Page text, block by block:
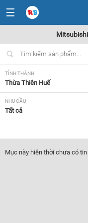
TỈNH THÀNH
Thừa Thiên Huế
NHU CẦU
Tất cả
Pajero
GIÁ XE
Mục này hiện thời chưa có tin